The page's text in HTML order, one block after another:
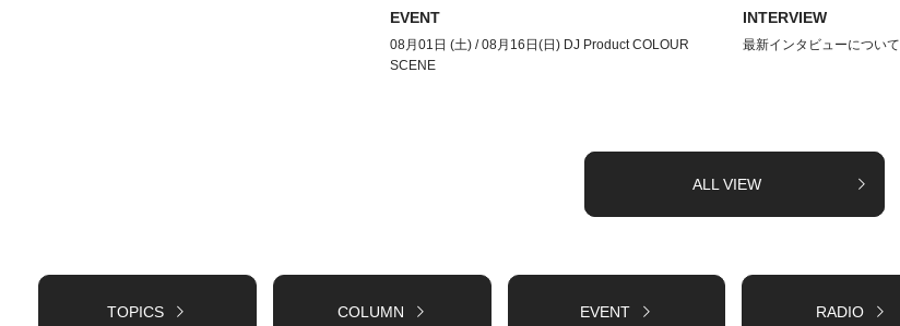
EVENT
08月01日 (土) / 08月16日(日) DJ Product COLOUR
SCENE
INTERVIEW
最新インタビューについて
ALL VIEW
TOPICS COLUMN EVENT RADIO